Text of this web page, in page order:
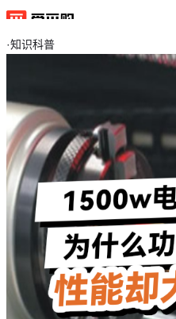
·知识科普